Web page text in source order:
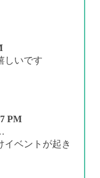
しいです
PM
イベントが起き